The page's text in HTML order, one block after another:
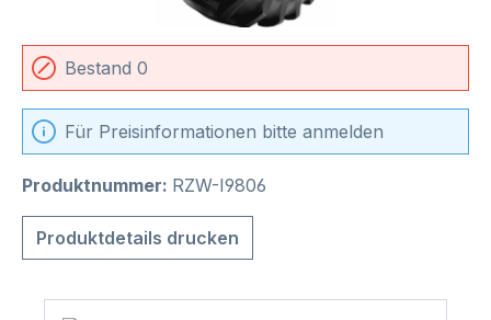
Bestand 0
Für Preisinformationen bitte anmelden
Produktnummer: RZW-I9806
Produktdetails drucken